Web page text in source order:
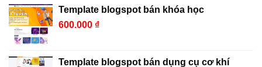
Template blogspot bán khóa học
600.000 ₫
Template blogspot bán dụng cụ cơ khí